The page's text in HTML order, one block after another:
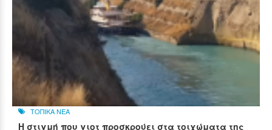
ΤΟΠΙΚΑ ΝΕΑ
Η στιγμή που γιοτ προσκρούει στα τοιχώματα της